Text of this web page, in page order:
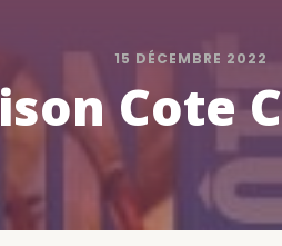
15 DÉCEMBRE 2022
Cote